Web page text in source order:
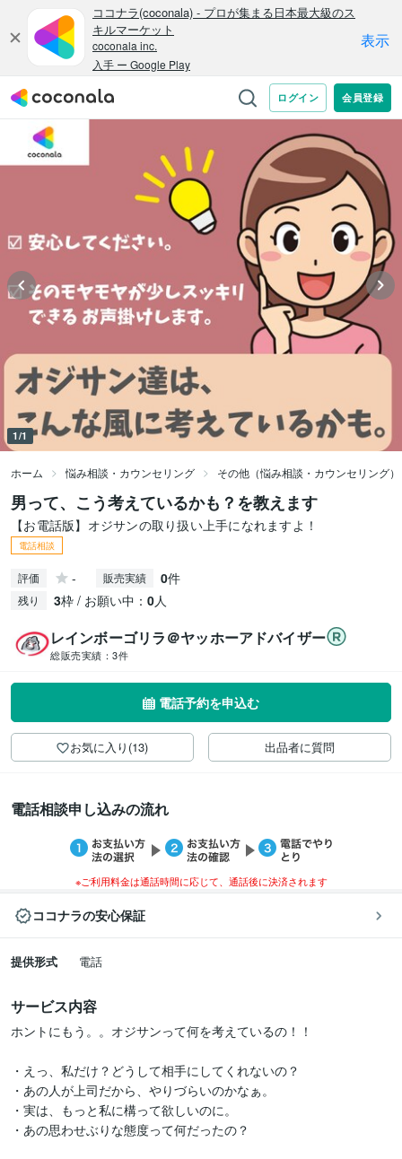
1/1
ホーム 悩み相談・カウンセリング その他（悩み相談・カウンセリング）
男って、こう考えているかも？を教えます
【お電話版】オジサンの取り扱い上手になれますよ！
電話相談
評価 - 販売実績 0件
残り 3枠 / お願い中： 0人
レインボーゴリラ＠ヤッホーアドバイザー
総販売実績： 3件
電話予約を申込む
お気に入り(13) 出品者に質問
電話相談申し込みの流れ
※ご利用料金は通話時間に応じて、通話後に決済されます
ココナラの安心保証
提供形式 電話
サービス内容
ホントにもう。。オジサンって何を考えているの！！
・えっ、私だけ？どうして相手にしてくれないの？
・あの人が上司だから、やりづらいのかなぁ。
・実は、もっと私に構って欲しいのに。
・あの思わせぶりな態度って何だったの？